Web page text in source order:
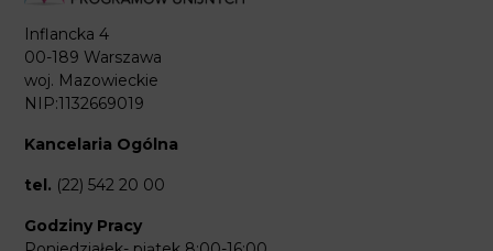
Inflancka 4
00-189 Warszawa
woj. Mazowieckie
NIP:1132669019
Kancelaria Ogólna
tel. (22) 542 20 00
Godziny Pracy